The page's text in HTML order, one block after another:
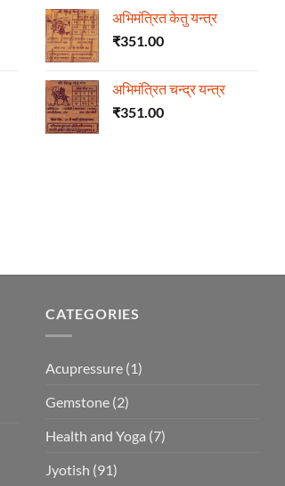
अभिमंत्रित केतु यन्त्र
₹351.00
अभिमंत्रित चन्द्र यन्त्र
₹351.00
CATEGORIES
Acupressure (1)
Gemstone (2)
Health and Yoga (7)
Jyotish (91)